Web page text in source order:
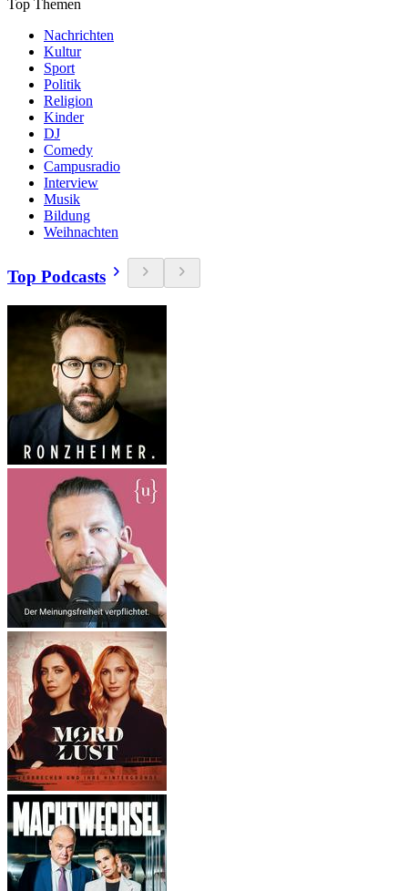
Top Themen
Nachrichten
Kultur
Sport
Politik
Religion
Kinder
DJ
Comedy
Campusradio
Interview
Musik
Bildung
Weihnachten
Top Podcasts